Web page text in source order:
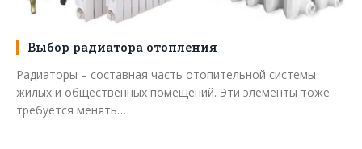
Выбор радиатора отопления
Радиаторы – составная часть отопительной системы
жилых и общественных помещений. Эти элементы тоже
требуется менять…